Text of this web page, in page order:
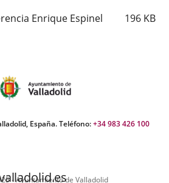
Enrique Espinel 196 KB
España. Teléfono:+34 983 426 100
- Ayuntamiento de Valladolid